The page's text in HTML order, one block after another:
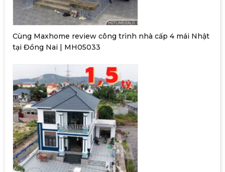
Cùng Maxhome review công trình nhà cấp 4 mái Nhật
tại Đồng Nai | MH05033